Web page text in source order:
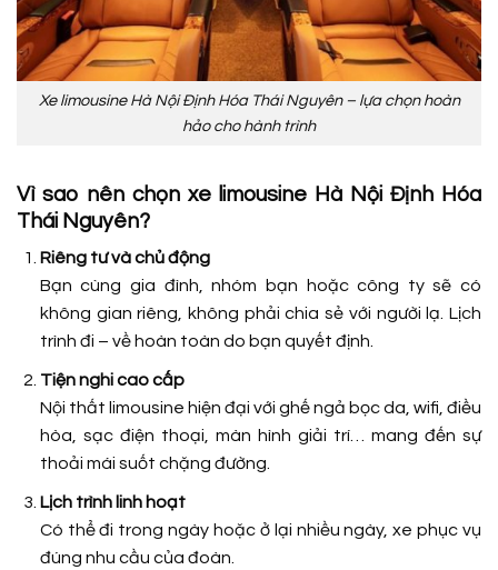
Xe limousine Hà Nội Định Hóa Thái Nguyên – lựa chọn hoàn
hảo cho hành trình
Vì sao nên chọn xe limousine Hà Nội Định Hóa
Thái Nguyên?
Riêng tư và chủ động
Bạn cùng gia đình, nhóm bạn hoặc công ty sẽ có
không gian riêng, không phải chia sẻ với người lạ. Lịch
trình đi – về hoàn toàn do bạn quyết định.
Tiện nghi cao cấp
Nội thất limousine hiện đại với ghế ngả bọc da, wifi, điều
hòa, sạc điện thoại, màn hình giải trí… mang đến sự
thoải mái suốt chặng đường.
Lịch trình linh hoạt
Có thể đi trong ngày hoặc ở lại nhiều ngày, xe phục vụ
đúng nhu cầu của đoàn.